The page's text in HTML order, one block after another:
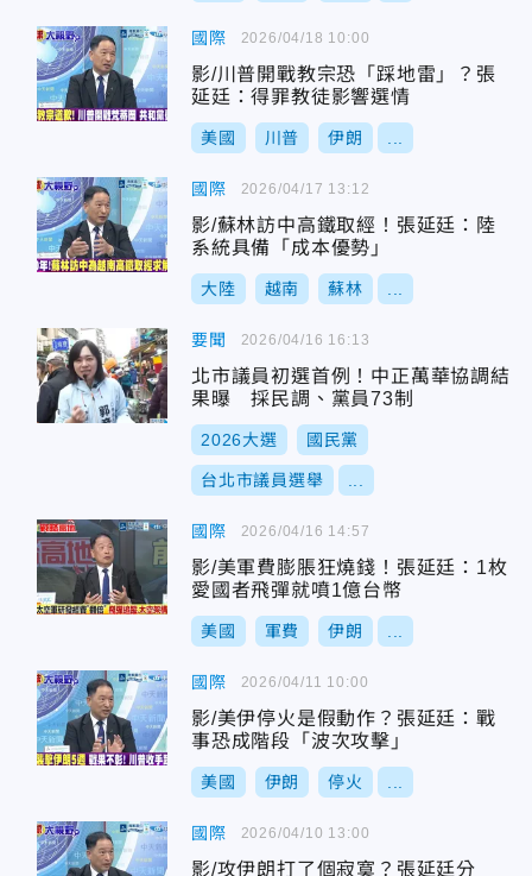
國際
影/川普開戰教宗恐「踩地雷」？張
延廷：得罪教徒影響選情
美國 川普 伊朗
2026/04/18 10:00
國際
影/蘇林訪中高鐵取經！張延廷：陸
系統具備「成本優勢」
大陸 越南 蘇林
2026/04/17 13:12
要聞
北市議員初選首例！中正萬華協調結
果曝 採民調、黨員73制
2026大選 國民黨
台北市議員選舉
2026/04/16 16:13
國際
影/美軍費膨脹狂燒錢！張延廷：1枚
愛國者飛彈就噴1億台幣
美國 軍費 伊朗
2026/04/16 14:57
國際
影/美伊停火是假動作？張延廷：戰
事恐成階段「波次攻擊」
美國 伊朗 停火
2026/04/11 10:00
國際
影/攻伊朗打了個寂寞？張延廷分
2026/04/10 13:00